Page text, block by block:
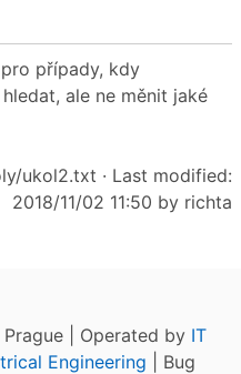
případy, kdy
ale ne měnit jaké
ukol2.txt · Last modified:
2018/11/02 11:50 by richta
| Operated by IT
Engineering | Bug